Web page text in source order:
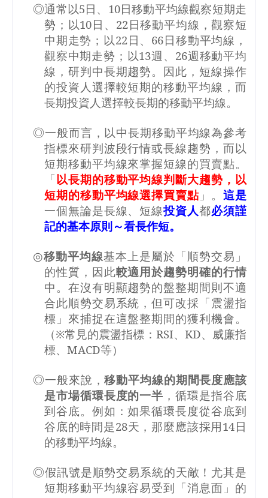
◎通常以5日、 10日移動平均線觀察短期走
勢；以10日、 22日移動平均線，觀察短
中期走勢；以22日、 66日移動平均線，
觀察中期走勢；以13週、 26週移動平均
線，研判中長期趨勢。因此，短線操作
的投資人選擇較短期的移動平均線，而
長期投資人選擇較長期的移動平均線。
◎一般而言，以中長期移動平均線為參考
指標來研判波段行情或長線趨勢，而以
短期移動平均線來掌握短線的買賣點。
「以長期的移動平均線判斷大趨勢，以
短期的移動平均線選擇買賣點 」。這是
一個無論是長線、短線投資人都必須謹
記的基本原則～看長作短。
◎移動平均線基本上是屬於「順勢交易」
的性質，因此較適用於趨勢明確的行情
中。在沒有明顯趨勢的盤整期間則不適
合此順勢交易系統，但可改採「震盪指
標」來捕捉在這盤整期間的獲利機會。
（※常見的震盪指標： RSI、 KD、威廉指
標、 MACD等）
◎一般來說，移動平均線的期間長度應該
是市場循環長度的一半 ，循環是指谷底
到谷底。例如：如果循環長度從谷底到
谷底的時間是28天，那麼應該採用14日
的移動平均線。
◎假訊號是順勢交易系統的天敵！尤其是
短期移動平均線容易受到「消息面」的